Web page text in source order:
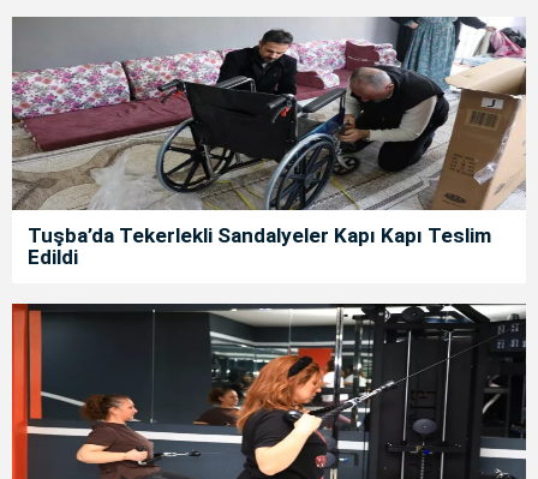
Tuşba’da Tekerlekli Sandalyeler Kapı Kapı Teslim
Edildi